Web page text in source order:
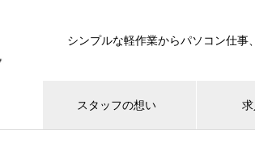
シンプルな軽作業からパソコン仕
スタッフの想い